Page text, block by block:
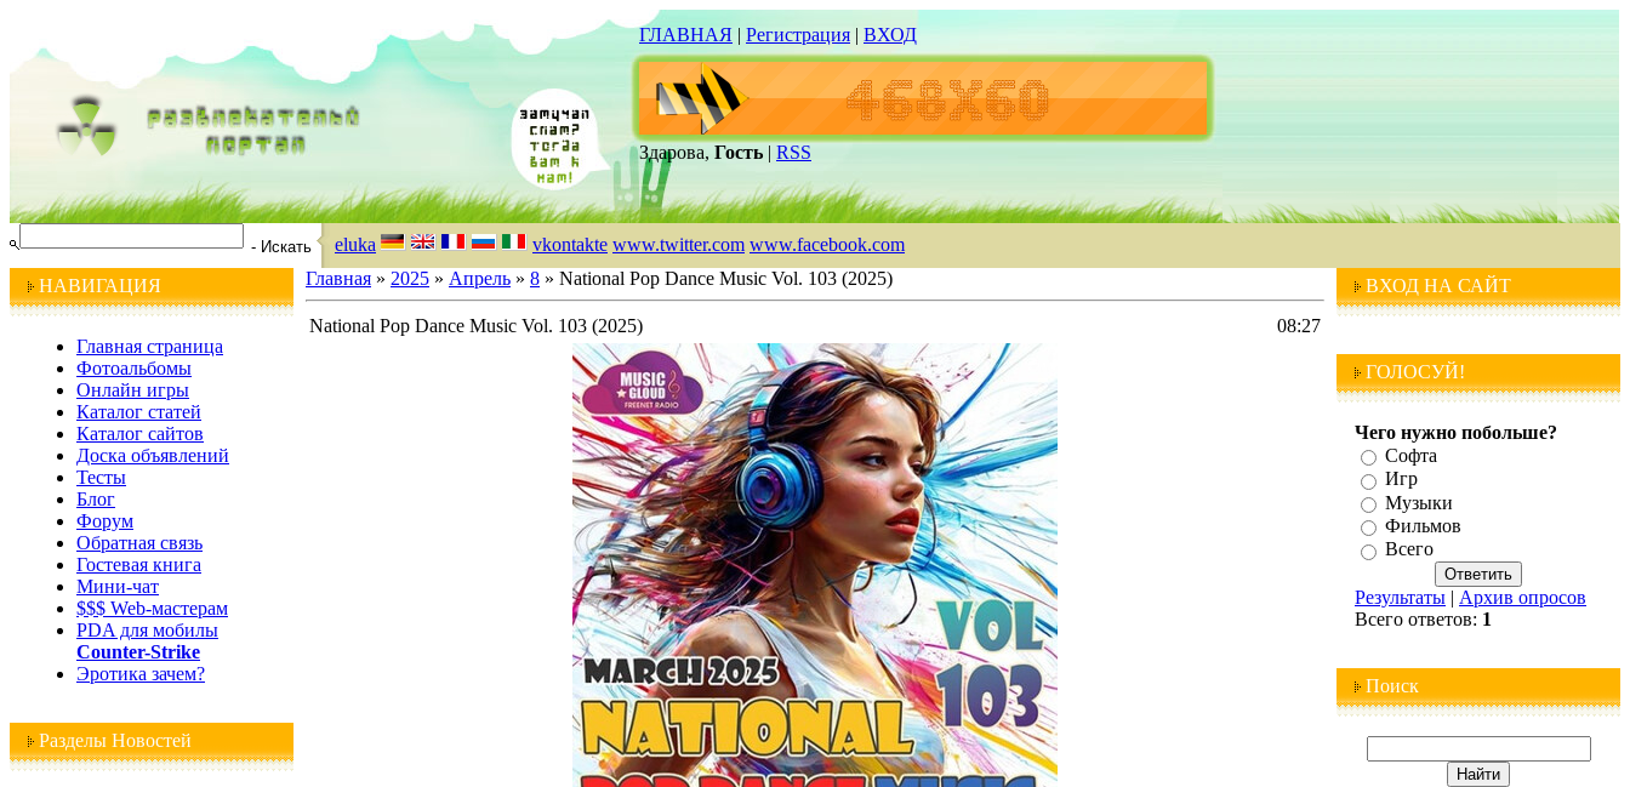
ГЛАВНАЯ | Регистрация | ВХОД
Здарова, Гость | RSS
eluka vkontakte www.twitter.com www.facebook.com
НАВИГАЦИЯ
Главная страница
Фотоальбомы
Онлайн игры
Каталог статей
Каталог сайтов
Доска объявлений
Тесты
Блог
Форум
Обратная связь
Гостевая книга
Мини-чат
$$$ Web-мастерам
PDA для мобилы
Counter-Strike
Эротика зачем?
Разделы Новостей
Главная » 2025 » Апрель » 8 » National Pop Dance Music Vol. 103 (2025)
National Pop Dance Music Vol. 103 (2025) 08:27
ВХОД НА САЙТ
ГОЛОСУЙ!
Чего нужно побольше?
Софта
Игр
Музыки
Фильмов
Всего
Результаты | Архив опросов
Всего ответов: 1
Поиск